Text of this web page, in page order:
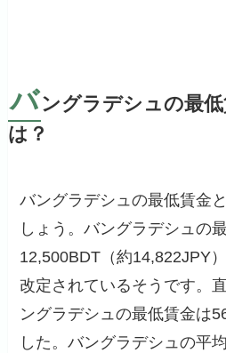
バングラデシュの最
は？
バングラデシュの最低賃金
しょう。バングラデシュの
12,500BDT（約14,822JPY
改定されているそうです。
ングラデシュの最低賃金は
した。バングラデシュの平